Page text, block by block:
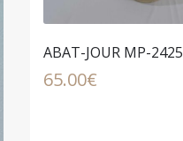
ABAT-JOUR MP-2425
65.00€